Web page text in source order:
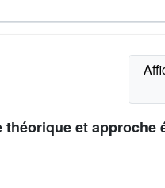
et approche